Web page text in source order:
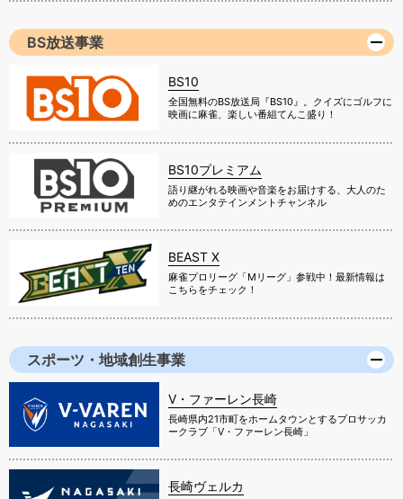
BS放送事業
BS10
全国無料のBS放送局『BS10』。クイズにゴルフに
映画に麻雀、楽しい番組てんこ盛り！
BS10プレミアム
語り継がれる映画や音楽をお届けする、大人のた
めのエンタテインメントチャンネル
BEAST X
麻雀プロリーグ「Mリーグ」参戦中！最新情報は
こちらをチェック！
スポーツ・地域創生事業
V・ファーレン長崎
長崎県内21市町をホームタウンとするプロサッカ
ークラブ「V・ファーレン長崎」
長崎ヴェルカ